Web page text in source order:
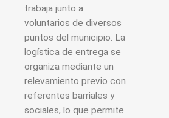
trabaja junto a
voluntarios de diversos
puntos del municipio. La
logística de entrega se
organiza mediante un
relevamiento previo con
referentes barriales y
sociales, lo que permite